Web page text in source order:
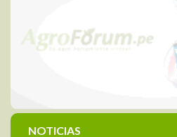
NOTICIAS